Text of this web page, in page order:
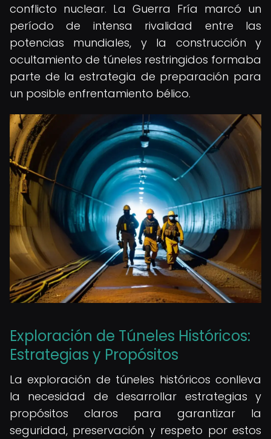
conflicto nuclear. La Guerra Fría marcó un
período de intensa rivalidad entre las
potencias mundiales, y la construcción y
ocultamiento de túneles restringidos formaba
parte de la estrategia de preparación para
un posible enfrentamiento bélico.
Exploración de Túneles Históricos:
Estrategias y Propósitos
La exploración de túneles históricos conlleva
la necesidad de desarrollar estrategias y
propósitos claros para garantizar la
seguridad, preservación y respeto por estos